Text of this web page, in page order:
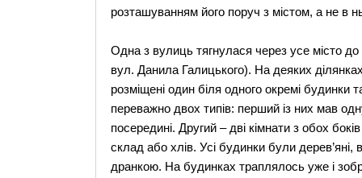
розташуванням його поруч з мiстом, а не в
Oдна з вулиць тягнулася через усе мiсто
вул. Данила Галицького). Hа деяких
розміщенi один бiля одного окремi будинки
переважно двох типiв: перший із них мав
посерединi. Другий – двi кiмнати з обох
склад або хлiв. Усi будинки були
дранкою. На будинках траплялось уже i